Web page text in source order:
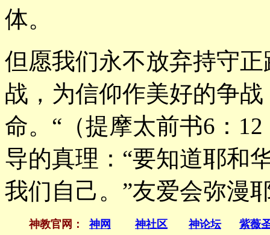
体。
但愿我们永不放弃持守
战，为信仰作美好的争
命。“（提摩太前书6：
导的真理：“要知道耶和
我们自己。”友爱会弥漫